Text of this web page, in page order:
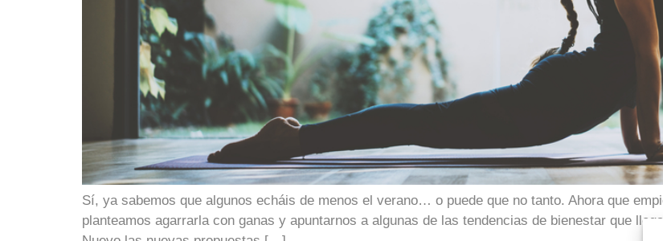
Sí, ya sabemos que algunos echáis de menos el verano… o puede que no tanto. Ahora que
planteamos agarrarla con ganas y apuntarnos a algunas de las tendencias de bienestar que